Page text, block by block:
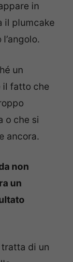
in
il plumcake
un
il fatto che
o che si
ancora.
non
un
tratta di un